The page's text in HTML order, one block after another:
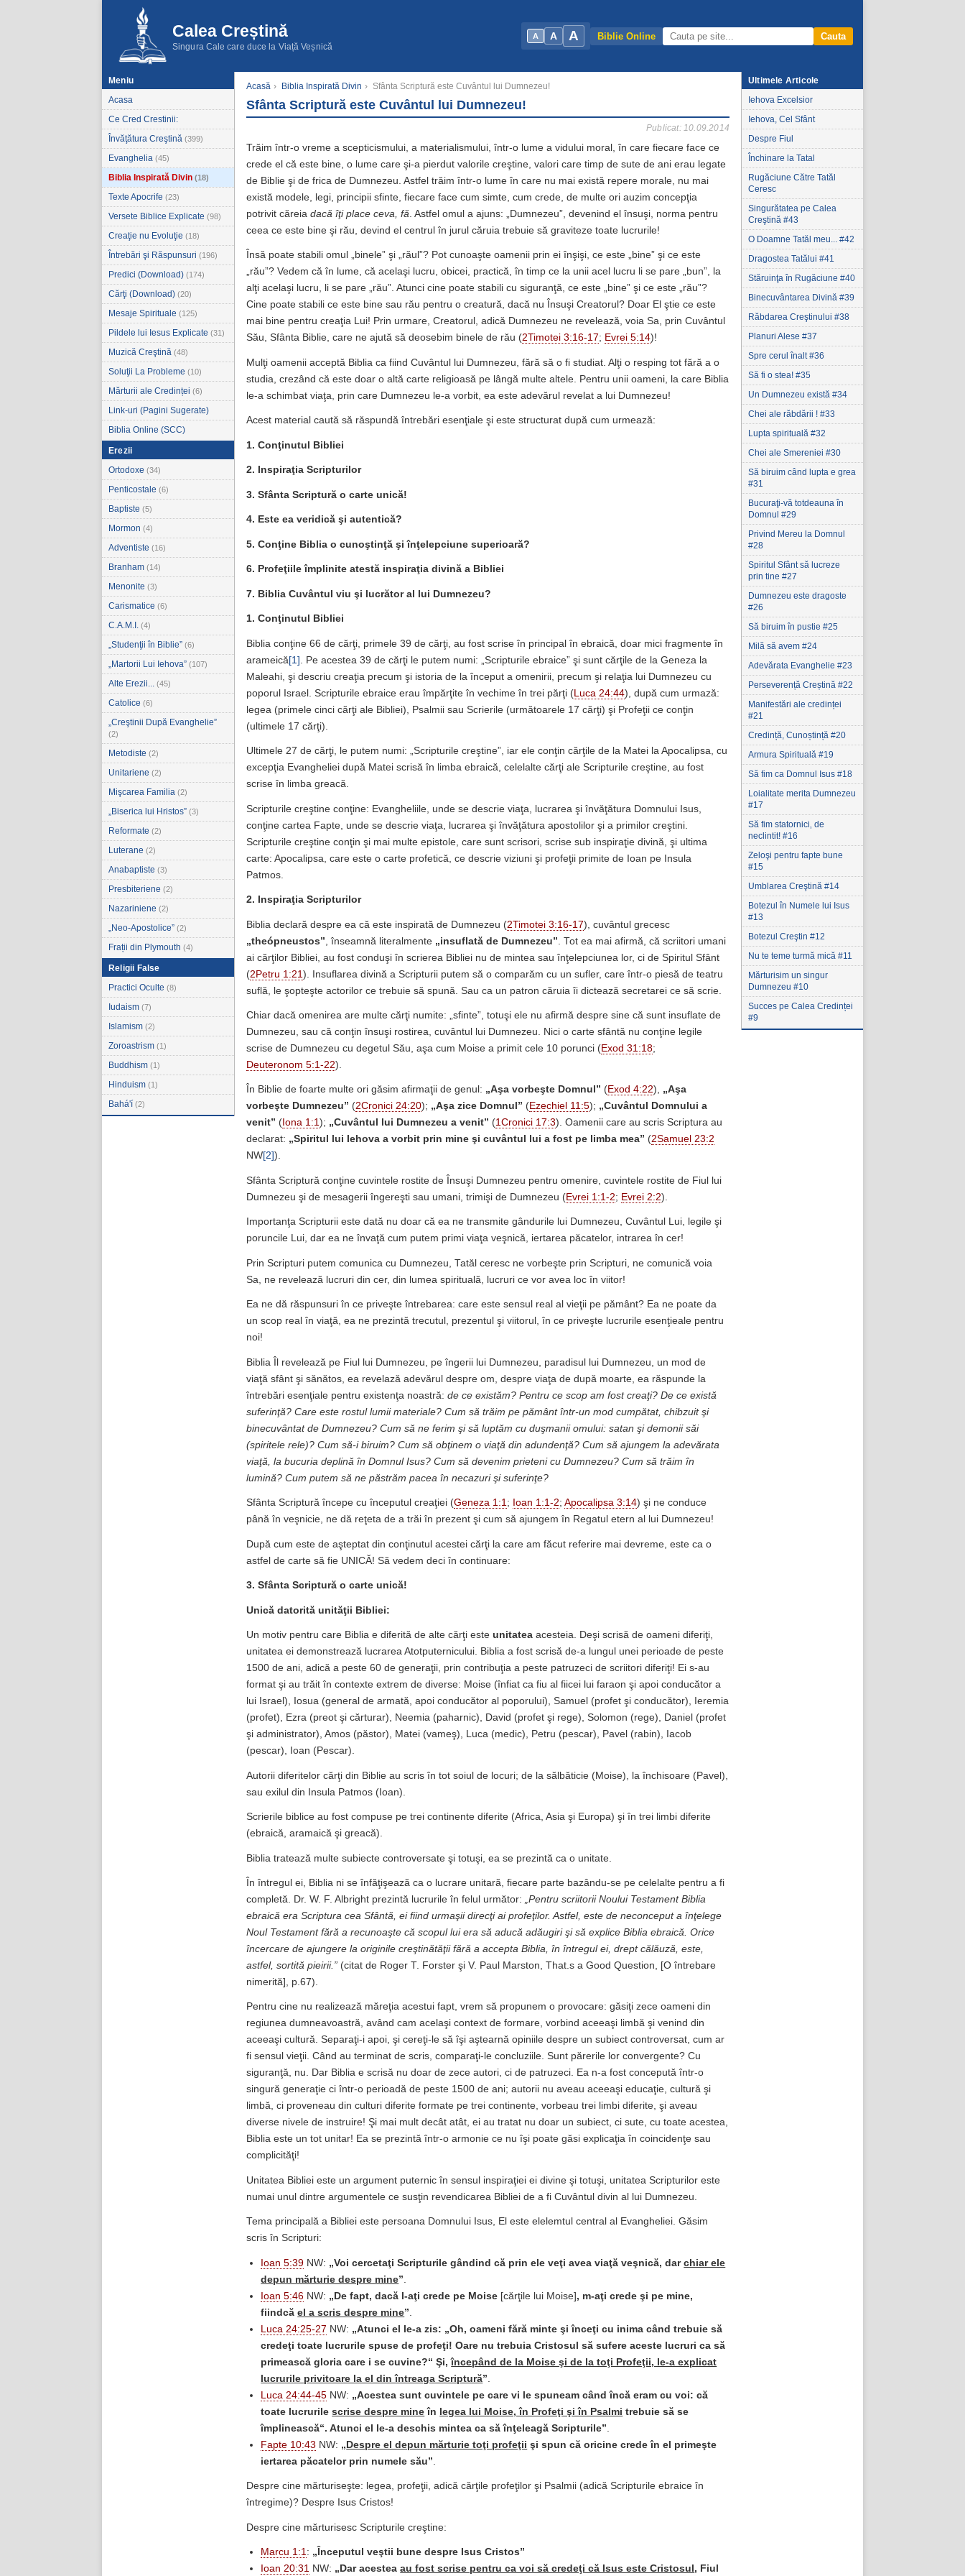
Calea Creștină
Singura Cale care duce la Viață Veșnică
A A A Biblie Online Cauta
Meniu
Acasa
Ce Cred Crestinii:
Învăţătura Creştină (399)
Evanghelia (45)
Biblia Inspirată Divin (18)
Texte Apocrife (23)
Versete Biblice Explicate (98)
Creaţie nu Evoluţie (18)
Întrebări şi Răspunsuri (196)
Predici (Download) (174)
Cărţi (Download) (20)
Mesaje Spirituale (125)
Pildele lui Iesus Explicate (31)
Muzică Creştină (48)
Soluţii La Probleme (10)
Mărturii ale Credinței (6)
Link-uri (Pagini Sugerate)
Biblia Online (SCC)
Erezii
Ortodoxe (34)
Penticostale (6)
Baptiste (5)
Mormon (4)
Adventiste (16)
Branham (14)
Menonite (3)
Carismatice (6)
C.A.M.I. (4)
„Studenţii în Biblie” (6)
„Martorii Lui Iehova” (107)
Alte Erezii... (45)
Catolice (6)
„Creştinii După Evanghelie”
(2)
Metodiste (2)
Unitariene (2)
Mişcarea Familia (2)
„Biserica lui Hristos” (3)
Reformate (2)
Luterane (2)
Anabaptiste (3)
Presbiteriene (2)
Nazariniene (2)
„Neo-Apostolice” (2)
Frații din Plymouth (4)
Religii False
Practici Oculte (8)
Iudaism (7)
Islamism (2)
Zoroastrism (1)
Buddhism (1)
Hinduism (1)
Bahá'í (2)
Acasă › Biblia Inspirată Divin › Sfânta Scriptură este Cuvântul lui Dumnezeu!
Sfânta Scriptură este Cuvântul lui Dumnezeu!
Publicat: 10.09.2014
Trăim într-o vreme a scepticismului, a materialismului, într-o lume a vidului moral, în care fiecare face ce
crede el că este bine, o lume care şi-a pierdut valorile creştine, valori care timp de sute de ani erau legate
de Biblie şi de frica de Dumnezeu. Astfel trăim într-o lume în care nu mai există repere morale, nu mai
există modele, legi, principii sfinte, fiecare face cum simte, cum crede, de multe ori auzim concepţia
potrivit căreia dacă îţi place ceva, fă. Astfel omul a ajuns: „Dumnezeu”, devenind el însuşi, norma pentru
ceea ce este bine şi rău, devind el centrul în jurul căruia trebuie să graviteze toate lucrurile!
Însă poate stabili omul „binele” şi „răul”? Pot cunoaşte oamenii prin ei înşişi, ce este „bine” şi ce este
„rău”? Vedem că în lume, că acelaşi lucru, obicei, practică, în timp ce la unii acel lucru li se pare „bun”, la
alţi acelaşi lucru, li se pare „rău”. Atunci cine poate stabili cu siguranţă, ce este „bine” şi ce este „rău”?
Cine poate stabili ce este bine sau rău pentru o creatură, dacă nu Însuşi Creatorul? Doar El ştie ce este
mai bine pentru creaţia Lui! Prin urmare, Creatorul, adică Dumnezeu ne revelează, voia Sa, prin Cuvântul
Său, Sfânta Biblie, care ne ajută să deosebim binele de rău (2Timotei 3:16-17; Evrei 5:14)!
Mulţi oamenii acceptă Biblia ca fiind Cuvântul lui Dumnezeu, fără să o fi studiat. Alţi o resping tot fără a o
studia, crezând că este doar o altă carte religioasă pe lângă multe altele. Pentru unii oameni, la care Biblia
le-a schimbat viaţa, prin care Dumnezeu le-a vorbit, ea este adevărul revelat a lui Dumnezeu!
Acest material caută să răspundă întrebări esenţiale şi este structurat după cum urmează:
1. Conţinutul Bibliei
2. Inspiraţia Scripturilor
3. Sfânta Scriptură o carte unică!
4. Este ea veridică şi autentică?
5. Conţine Biblia o cunoştinţă şi înţelepciune superioară?
6. Profeţiile împlinite atestă inspiraţia divină a Bibliei
7. Biblia Cuvântul viu şi lucrător al lui Dumnezeu?
1. Conţinutul Bibliei
Biblia conţine 66 de cărţi, primele 39 de cărţi, au fost scrise în principal în ebraică, doar mici fragmente în
arameică[1] . Pe acestea 39 de cărţi le putem numi: „Scripturile ebraice” şi sunt cărţile de la Geneza la
Maleahi, şi descriu creaţia precum şi istoria de la început a omenirii, precum şi relaţia lui Dumnezeu cu
poporul Israel. Scripturile ebraice erau împărţite în vechime în trei părţi (Luca 24:44), după cum urmază:
legea (primele cinci cărţi ale Bibliei), Psalmii sau Scrierile (următoarele 17 cărţi) şi Profeţii ce conţin
(ultimele 17 cărţi).
Ultimele 27 de cărţi, le putem numi: „Scripturile creştine”, iar ele conţin cărţile de la Matei la Apocalipsa, cu
excepţia Evangheliei după Matei scrisă în limba ebraică, celelalte cărţi ale Scripturile creştine, au fost
scrise în limba greacă.
Scripturile creştine conţine: Evangheliile, unde se descrie viaţa, lucrarea şi învăţătura Domnului Isus,
conţine cartea Fapte, unde se descrie viaţa, lucrarea şi învăţătura apostolilor şi a primilor creştini.
Scripturile creştine conţin şi mai multe epistole, care sunt scrisori, scrise sub inspiraţie divină, şi ultima
carte: Apocalipsa, care este o carte profetică, ce descrie viziuni şi profeţii primite de Ioan pe Insula
Patmos.
2. Inspiraţia Scripturilor
Biblia declară despre ea că este inspirată de Dumnezeu (2Timotei 3:16-17), cuvântul grecesc
„theópneustos” , înseamnă literalmente „insuflată de Dumnezeu” . Tot ea mai afirmă, că scriitori umani
ai cărţilor Bibliei, au fost conduşi în scrierea Bibliei nu de mintea sau înţelepciunea lor, ci de Spiritul Sfânt
(2Petru 1:21 ). Insuflarea divină a Scripturii putem să o comparăm cu un sufler, care într-o piesă de teatru
suflă, le şopteşte actorilor ce trebuie să spună. Sau ca un patron căruia îi dictează secretarei ce să scrie.
Chiar dacă omenirea are multe cărţi numite: „sfinte”, totuşi ele nu afirmă despre sine că sunt insuflate de
Dumnezeu, sau că conţin însuşi rostirea, cuvântul lui Dumnezeu. Nici o carte sfântă nu conţine legile
scrise de Dumnezeu cu degetul Său, aşa cum Moise a primit cele 10 porunci (Exod 31:18;
Deuteronom 5:1-22).
În Biblie de foarte multe ori găsim afirmaţii de genul: „Aşa vorbeşte Domnul” (Exod 4:22), „Aşa
vorbeşte Dumnezeu” (2Cronici 24:20); „Aşa zice Domnul” (Ezechiel 11:5); „Cuvântul Domnului a
venit” ( Iona 1:1); „Cuvântul lui Dumnezeu a venit” (1Cronici 17:3). Oamenii care au scris Scriptura au
declarat: „Spiritul lui Iehova a vorbit prin mine şi cuvântul lui a fost pe limba mea” (2Samuel 23:2
NW[2]).
Sfânta Scriptură conţine cuvintele rostite de Însuşi Dumnezeu pentru omenire, cuvintele rostite de Fiul lui
Dumnezeu şi de mesagerii îngereşti sau umani, trimişi de Dumnezeu (Evrei 1:1-2; Evrei 2:2).
Importanţa Scripturii este dată nu doar că ea ne transmite gândurile lui Dumnezeu, Cuvântul Lui, legile şi
poruncile Lui, dar ea ne învaţă cum putem primi viaţa veşnică, iertarea păcatelor, intrarea în cer!
Prin Scripturi putem comunica cu Dumnezeu, Tatăl ceresc ne vorbeşte prin Scripturi, ne comunică voia
Sa, ne revelează lucruri din cer, din lumea spirituală, lucruri ce vor avea loc în viitor!
Ea ne dă răspunsuri în ce priveşte întrebarea: care este sensul real al vieţii pe pământ? Ea ne poate da
un scop real în viaţă, ea ne prezintă trecutul, prezentul şi viitorul, în ce priveşte lucrurile esenţieale pentru
noi!
Biblia Îl revelează pe Fiul lui Dumnezeu, pe îngerii lui Dumnezeu, paradisul lui Dumnezeu, un mod de
viaţă sfânt şi sănătos, ea revelază adevărul despre om, despre viaţa de după moarte, ea răspunde la
întrebări esenţiale pentru existenţa noastră: de ce existăm? Pentru ce scop am fost creaţi? De ce există
suferinţă? Care este rostul lumii materiale? Cum să trăim pe pământ într-un mod cumpătat, chibzuit şi
binecuvântat de Dumnezeu? Cum să ne ferim şi să luptăm cu duşmanii omului: satan şi demonii săi
(spiritele rele)? Cum să-i biruim? Cum să obţinem o viaţă din adundenţă? Cum să ajungem la adevărata
viaţă, la bucuria deplină în Domnul Isus? Cum să devenim prieteni cu Dumnezeu? Cum să trăim în
lumină? Cum putem să ne păstrăm pacea în necazuri şi suferinţe?
Sfânta Scriptură începe cu începutul creaţiei (Geneza 1:1; Ioan 1:1-2; Apocalipsa 3:14) şi ne conduce
până în veşnicie, ne dă reţeta de a trăi în prezent şi cum să ajungem în Regatul etern al lui Dumnezeu!
După cum este de aşteptat din conţinutul acestei cărţi la care am făcut referire mai devreme, este ca o
astfel de carte să fie UNICĂ! Să vedem deci în continuare:
3. Sfânta Scriptură o carte unică!
Unică datorită unităţii Bibliei:
Un motiv pentru care Biblia e diferită de alte cărţi este unitatea acesteia. Deşi scrisă de oameni diferiţi,
unitatea ei demonstrează lucrarea Atotputernicului. Biblia a fost scrisă de-a lungul unei perioade de peste
1500 de ani, adică a peste 60 de generaţii, prin contribuţia a peste patruzeci de scriitori diferiţi! Ei s-au
format şi au trăit în contexte extrem de diverse: Moise (înfiat ca fiu al fiicei lui faraon şi apoi conducător a
lui Israel), Iosua (general de armată, apoi conducător al poporului), Samuel (profet şi conducător), Ieremia
(profet), Ezra (preot şi cărturar), Neemia (paharnic), David (profet şi rege), Solomon (rege), Daniel (profet
şi administrator), Amos (păstor), Matei (vameş), Luca (medic), Petru (pescar), Pavel (rabin), Iacob
(pescar), Ioan (Pescar).
Autorii diferitelor cărţi din Biblie au scris în tot soiul de locuri; de la sălbăticie (Moise), la închisoare (Pavel),
sau exilul din Insula Patmos (Ioan).
Scrierile biblice au fost compuse pe trei continente diferite (Africa, Asia şi Europa) şi în trei limbi diferite
(ebraică, aramaică şi greacă).
Biblia tratează multe subiecte controversate şi totuşi, ea se prezintă ca o unitate.
În întregul ei, Biblia ni se înfăţişează ca o lucrare unitară, fiecare parte bazându-se pe celelalte pentru a fi
completă. Dr. W. F. Albright prezintă lucrurile în felul următor: „Pentru scriitorii Noului Testament Biblia
ebraică era Scriptura cea Sfântă, ei fiind urmaşii direcţi ai profeţilor. Astfel, este de neconceput a înţelege
Noul Testament fără a recunoaşte că scopul lui era să aducă adăugiri şi să explice Biblia ebraică. Orice
încercare de ajungere la originile creştinătăţii fără a accepta Biblia, în întregul ei, drept călăuză, este,
astfel, sortită pieirii.” (citat de Roger T. Forster şi V. Paul Marston, That.s a Good Question, [O întrebare
nimerită], p.67).
Pentru cine nu realizează măreţia acestui fapt, vrem să propunem o provocare: găsiţi zece oameni din
regiunea dumneavoastră, având cam acelaşi context de formare, vorbind aceeaşi limbă şi venind din
aceeaşi cultură. Separaţi-i apoi, şi cereţi-le să îşi aştearnă opiniile despre un subiect controversat, cum ar
fi sensul vieţii. Când au terminat de scris, comparaţi-le concluziile. Sunt părerile lor convergente? Cu
siguranţă, nu. Dar Biblia e scrisă nu doar de zece autori, ci de patruzeci. Ea n-a fost concepută într-o
singură generaţie ci într-o perioadă de peste 1500 de ani; autorii nu aveau aceeaşi educaţie, cultură şi
limbă, ci proveneau din culturi diferite formate pe trei continente, vorbeau trei limbi diferite, şi aveau
diverse nivele de instruire! Şi mai mult decât atât, ei au tratat nu doar un subiect, ci sute, cu toate acestea,
Biblia este un tot unitar! Ea se prezintă într-o armonie ce nu îşi poate găsi explicaţia în coincidenţe sau
complicităţi!
Unitatea Bibliei este un argument puternic în sensul inspiraţiei ei divine şi totuşi, unitatea Scripturilor este
numai unul dintre argumentele ce susţin revendicarea Bibliei de a fi Cuvântul divin al lui Dumnezeu.
Tema principală a Bibliei este persoana Domnului Isus, El este elelemtul central al Evangheliei. Găsim
scris în Scripturi:
Ioan 5:39 NW: „Voi cercetaţi Scripturile gândind că prin ele veţi avea viaţă veşnică, darchiar ele
depun mărturie despre mine”
Ioan 5:46 NW: „De fapt, dacă l-aţi crede pe Moise [cărţile lui Moise] , m-aţi crede şi pe mine,
fiindcăel a scris despre mine”
Luca 24:25-27 NW: „Atunci el le-a zis: „Oh, oameni fără minte şi înceţi cu inima când trebuie să
credeţi toate lucrurile spuse de profeţi! Oare nu trebuia Cristosul să sufere aceste lucruri ca să
primească gloria care i se cuvine?“ Şi,începând de la Moise şi de la toţi Profeţii, le-a explicat
lucrurile privitoare la el din întreaga Scriptură”
Luca 24:44-45 NW: „Acestea sunt cuvintele pe care vi le spuneam când încă eram cu voi: că
toate lucrurilescrise despre mine în legea lui Moise, în Profeţi şi în Psalmi trebuie să se
împlinească“. Atunci el le-a deschis mintea ca să înţeleagă Scripturile”
Fapte 10:43 NW: „ Despre el depun mărturie toţi profeţii şi spun că oricine crede în el primeşte
iertarea păcatelor prin numele său”
Despre cine mărturiseşte: legea, profeţii, adică cărţile profeţilor şi Psalmii (adică Scripturile ebraice în
întregime)? Despre Isus Cristos!
Despre cine mărturisesc Scripturile creştine:
Marcu 1:1: „Începutul veştii bune despre Isus Cristos”
Ioan 20:31 NW: „Dar acesteaau fost scrise pentru ca voi să credeţi că Isus este Cristosul , Fiul
Ultimele Articole
Iehova Excelsior
Iehova, Cel Sfânt
Despre Fiul
Închinare la Tatal
Rugăciune Către Tatăl
Ceresc
Singurătatea pe Calea
Creştină #43
O Doamne Tatăl meu... #42
Dragostea Tatălui #41
Stăruinţa în Rugăciune #40
Binecuvântarea Divină #39
Răbdarea Creştinului #38
Planuri Alese #37
Spre cerul înalt #36
Să fi o stea! #35
Un Dumnezeu există #34
Chei ale răbdării ! #33
Lupta spirituală #32
Chei ale Smereniei #30
Să biruim când lupta e grea
#31
Bucuraţi-vă totdeauna în
Domnul #29
Privind Mereu la Domnul
#28
Spiritul Sfânt să lucreze
prin tine #27
Dumnezeu este dragoste
#26
Să biruim în pustie #25
Milă să avem #24
Adevărata Evanghelie #23
Perseverență Creștină #22
Manifestări ale credinței
#21
Credință, Cunoștință #20
Armura Spirituală #19
Să fim ca Domnul Isus #18
Loialitate merita Dumnezeu
#17
Să fim statornici‚ de
neclintit! #16
Zeloşi pentru fapte bune
#15
Umblarea Creştină #14
Botezul în Numele lui Isus
#13
Botezul Creştin #12
Nu te teme turmă mică #11
Mărturisim un singur
Dumnezeu #10
Succes pe Calea Credinței
#9